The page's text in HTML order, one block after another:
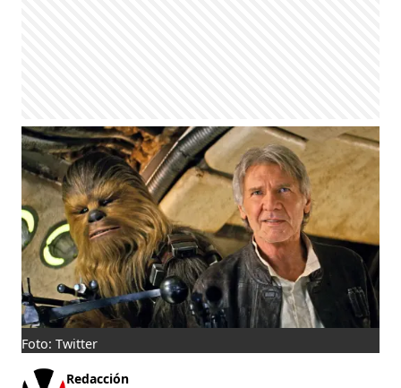
Foto: Twitter
Redacción